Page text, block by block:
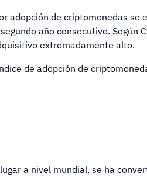
adopción de criptomonedas
año consecutivo. Según
extremadamente alto.
de adopción de
a nivel mundial, se ha